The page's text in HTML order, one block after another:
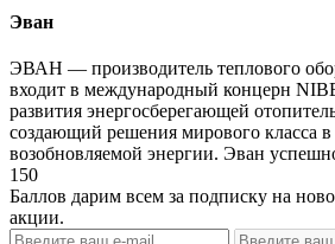
Эван
ЭВАН — производитель теплового
входит в международный концерн
развития энергосберегающей
создающий решения мирового класса в
возобновляемой энергии. Эван
150
Баллов дарим всем за подписку на
акции.